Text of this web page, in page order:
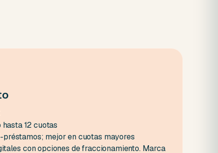
12 cuotas
préstamos; mejor en cuotas mayores
con opciones de fraccionamiento. Marca